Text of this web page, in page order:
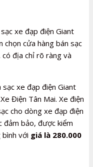
xe đạp điện Giant
chọn cửa hàng bán sạc
địa chỉ rõ ràng và
xe đạp điện Giant
Điện Tân Mai. Xe điện
cho dòng xe đạp điện
đảm bảo, được kiểm
với giá là 280.000